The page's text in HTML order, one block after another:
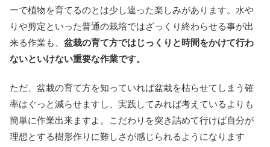
ーで植物を育てるのとは少し違った楽しみがあります。水や
りや剪定といった普通の栽培ではざっくり終わらせる事が出
来る作業も、 盆栽の育て方ではじっくりと時間をかけて行わ
ないといけない重要な作業です。
ただ、盆栽の育て方を知っていれば盆栽を枯らせてしまう確
率はぐっと減らせますし、実践してみれば考えているよりも
簡単に作業出来ますよ。こだわりを突き詰めて行けば自分が
理想とする樹形作りに難しさが感じられるようになります